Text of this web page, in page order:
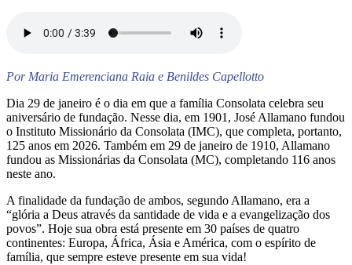
Por Maria Emerenciana Raia e Benildes Capellotto
Dia 29 de janeiro é o dia em que a família Consolata celebra seu
aniversário de fundação. Nesse dia, em 1901, José Allamano fundou
o Instituto Missionário da Consolata (IMC), que completa, portanto,
125 anos em 2026. Também em 29 de janeiro de 1910, Allamano
fundou as Missionárias da Consolata (MC), completando 116 anos
neste ano.
A finalidade da fundação de ambos, segundo Allamano, era a
“glória a Deus através da santidade de vida e a evangelização dos
povos”. Hoje sua obra está presente em 30 países de quatro
continentes: Europa, África, Ásia e América, com o espírito de
família, que sempre esteve presente em sua vida!